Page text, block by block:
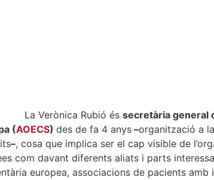
La Verònica Rubió és secretària general
(AOECS) des de fa 4 anys –organització a
–, cosa que implica ser el cap visible de
com davant diferents aliats i parts
europea, associacions de pacients